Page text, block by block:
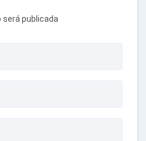
será publicada